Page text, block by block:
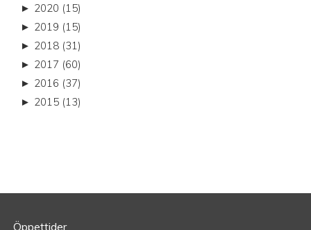
► 2020 (15)
► 2019 (15)
► 2018 (31)
► 2017 (60)
► 2016 (37)
► 2015 (13)
Öppettider